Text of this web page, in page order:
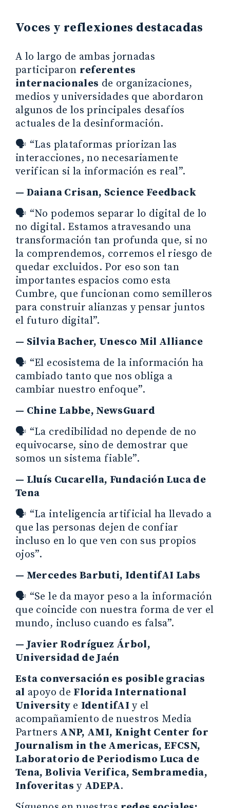
Voces y reflexiones destacadas
A lo largo de ambas jornadas
participaron referentes
internacionales de organizaciones,
medios y universidades que abordaron
algunos de los principales desafíos
actuales de la desinformación.
🗣️ “Las plataformas priorizan las
interacciones, no necesariamente
verifican si la información es real”.
— Daiana Crisan, Science Feedback
🗣️ “No podemos separar lo digital de lo
no digital. Estamos atravesando una
transformación tan profunda que, si no
la comprendemos, corremos el riesgo de
quedar excluidos. Por eso son tan
importantes espacios como esta
Cumbre, que funcionan como semilleros
para construir alianzas y pensar juntos
el futuro digital”.
— Silvia Bacher, Unesco Mil Alliance
🗣️ “El ecosistema de la información ha
cambiado tanto que nos obliga a
cambiar nuestro enfoque”.
— Chine Labbe, NewsGuard
🗣️ “La credibilidad no depende de no
equivocarse, sino de demostrar que
somos un sistema fiable”.
— Lluís Cucarella, Fundación Luca de
Tena
🗣️ “La inteligencia artificial ha llevado a
que las personas dejen de confiar
incluso en lo que ven con sus propios
ojos”.
— Mercedes Barbuti, IdentifAI Labs
🗣️ “Se le da mayor peso a la información
que coincide con nuestra forma de ver el
mundo, incluso cuando es falsa”.
— Javier Rodríguez Árbol,
Universidad de Jaén
Esta conversación es posible gracias
al apoyo de Florida International
University e IdentifAI y el
acompañamiento de nuestros Media
Partners ANP, AMI, Knight Center for
Journalism in the Americas, EFCSN,
Laboratorio de Periodismo Luca de
Tena, Bolivia Verifica, Sembramedia,
Infoveritas y ADEPA.